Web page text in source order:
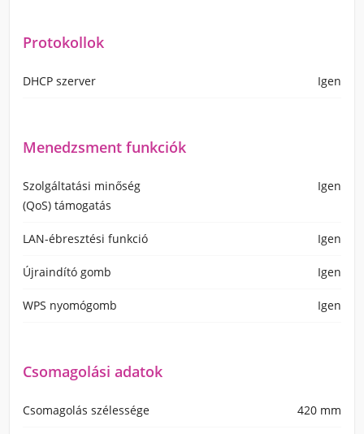
Protokollok
DHCP szerver Igen
Menedzsment funkciók
Szolgáltatási minőség
(QoS) támogatás
Igen
LAN-ébresztési funkció Igen
Újraindító gomb Igen
WPS nyomógomb Igen
Csomagolási adatok
Csomagolás szélessége 420 mm